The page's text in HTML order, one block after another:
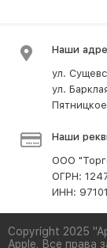
Наши
ул.
ул.
Наши
ООО
ОГРН:
ИНН:
Copyright 2025
Apple. Все права